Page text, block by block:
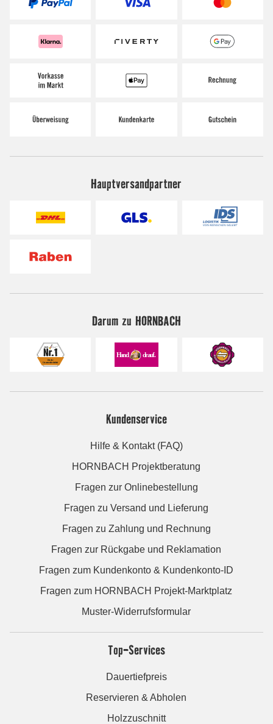
Hauptversandpartner
Darum zu HORNBACH
Kundenservice
Hilfe & Kontakt (FAQ)
HORNBACH Projektberatung
Fragen zur Onlinebestellung
Fragen zu Versand und Lieferung
Fragen zu Zahlung und Rechnung
Fragen zur Rückgabe und Reklamation
Fragen zum Kundenkonto & Kundenkonto-ID
Fragen zum HORNBACH Projekt-Marktplatz
Muster-Widerrufsformular
Top-Services
Dauertiefpreis
Reservieren & Abholen
Holzzuschnitt